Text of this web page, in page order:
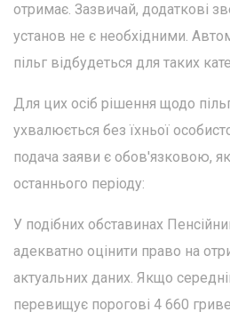
отримає. Зазвичай, додаткові
установ не є необхідними.
пільг відбудеться для таких
Для цих осіб рішення щодо
ухвалюється без їхньої
подача заяви є обов'язковою,
останнього періоду:
У подібних обставинах
адекватно оцінити право на
актуальних даних. Якщо
перевищує порогові 4 660